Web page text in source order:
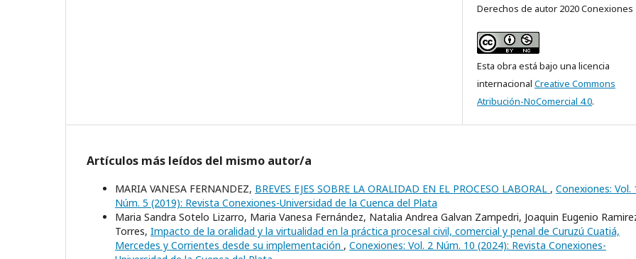
Derechos de autor 2020 Conexiones
Esta obra está bajo una licencia
internacional Creative Commons
Atribución-NoComercial 4.0.
Artículos más leídos del mismo autor/a
MARIA VANESA FERNANDEZ, BREVES EJES SOBRE LA ORALIDAD EN EL PROCESO LABORAL , Conexiones: Vol.
Núm. 5 (2019): Revista Conexiones-Universidad de la Cuenca del Plata
Maria Sandra Sotelo Lizarro, Maria Vanesa Fernández, Natalia Andrea Galvan Zampedri, Joaquin Eugenio
Torres, Impacto de la oralidad y la virtualidad en la práctica procesal civil, comercial y penal de Curuzú Cuatiá,
Mercedes y Corrientes desde su implementación , Conexiones: Vol. 2 Núm. 10 (2024): Revista Conexiones-